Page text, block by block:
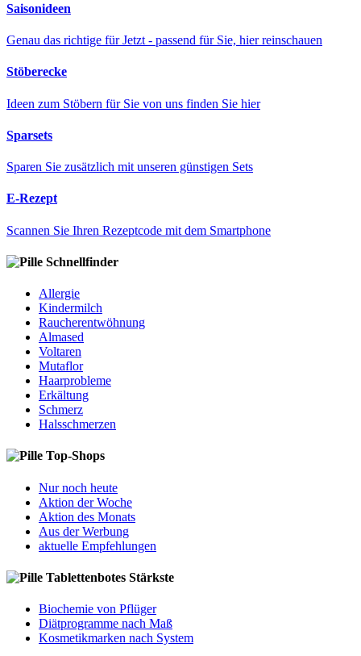
Saisonideen
Genau das richtige für Jetzt - passend für Sie, hier reinschauen
Stöberecke
Ideen zum Stöbern für Sie von uns finden Sie hier
Sparsets
Sparen Sie zusätzlich mit unseren günstigen Sets
E-Rezept
Scannen Sie Ihren Rezeptcode mit dem Smartphone
Schnellfinder
Allergie
Kindermilch
Raucherentwöhnung
Almased
Voltaren
Mutaflor
Haarprobleme
Erkältung
Schmerz
Halsschmerzen
Top-Shops
Nur noch heute
Aktion der Woche
Aktion des Monats
Aus der Werbung
aktuelle Empfehlungen
Tablettenbotes Stärkste
Biochemie von Pflüger
Diätprogramme nach Maß
Kosmetikmarken nach System